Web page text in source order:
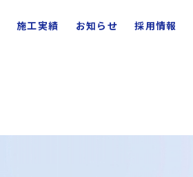
施工実績 お知らせ 採用情報